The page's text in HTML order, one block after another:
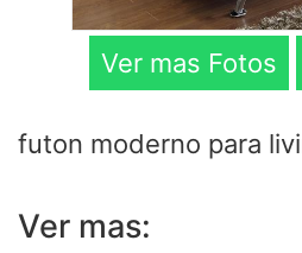
Ver mas Fotos
futon moderno para
Ver mas: